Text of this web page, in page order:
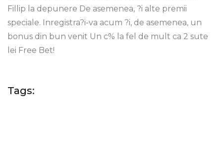
Fillip la depunere De asemenea, ?i alte premii
speciale. Inregistra?i-va acum ?i, de asemenea, un
bonus din bun venit Un c% la fel de mult ca 2 sute
lei Free Bet!
Tags: